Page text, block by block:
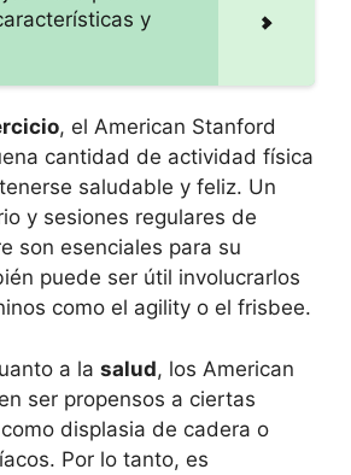
y
, el American Stanford
cantidad de actividad física
saludable y feliz. Un
y sesiones regulares de
son esenciales para su
puede ser útil involucrarlos
como el agility o el frisbee.
a la salud, los American
ser propensos a ciertas
displasia de cadera o
Por lo tanto, es